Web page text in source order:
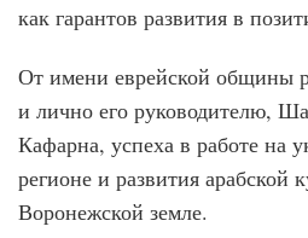
как гарантов развития в
От имени еврейской общины
и лично его руководителю,
Кафарна, успеха в работе на
регионе и развития арабской
Воронежской земле.